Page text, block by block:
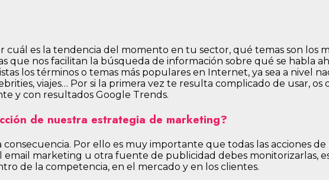
es la tendencia del momento en tu sector, qué temas son los
que nos facilitan la búsqueda de información sobre qué se habla
los términos o temas más populares en Internet, ya sea a nivel
viajes… Por si la primera vez te resulta complicado de usar, os
y con resultados Google Trends.
de nuestra estrategia de marketing?
Por ello es muy importante que todas las acciones
email marketing u otra fuente de publicidad debes monitorizarlas,
de la competencia, en el mercado y en los clientes.